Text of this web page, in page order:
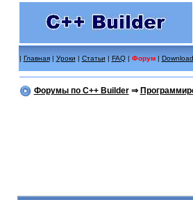
| Главная| Уроки | Статьи | FAQ| Форум |
Форумы по C++ Builder⇒